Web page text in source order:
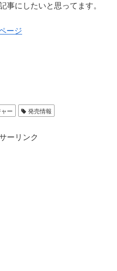
事にしたいと思ってます。
ージ
ー 発売情報
ーリンク